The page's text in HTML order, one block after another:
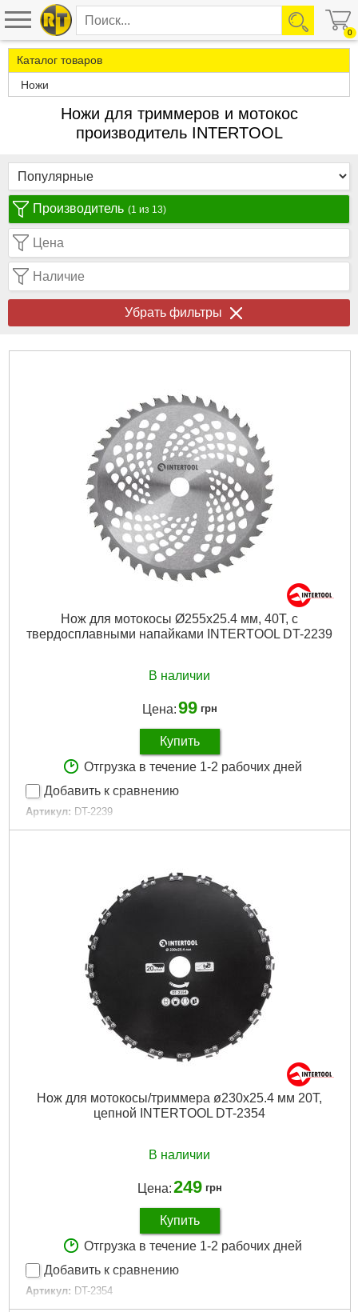
0
Каталог товаров
Ножи
Ножи для триммеров и мотокос
производитель INTERTOOL
Производитель (1 из 13)
Цена
Наличие
Убрать фильтры
Нож для мотокосы Ø255x25.4 мм, 40T, с
твердосплавными напайками INTERTOOL DT-2239
В наличии
Цена:99 грн
Купить
Отгрузка в течение 1-2 рабочих дней
Добавить к сравнению
Артикул: DT-2239
Код товара: 10.07.29
260x260x5 мм
Нож для мотокосы/триммера ø230x25.4 мм 20T,
цепной INTERTOOL DT-2354
В наличии
Цена:249 грн
Купить
Отгрузка в течение 1-2 рабочих дней
Добавить к сравнению
Артикул: DT-2354
Код товара: 29.21.05